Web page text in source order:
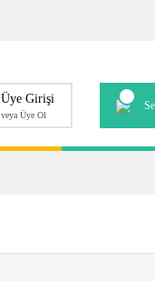
Üye Girişi
veya Üye Ol